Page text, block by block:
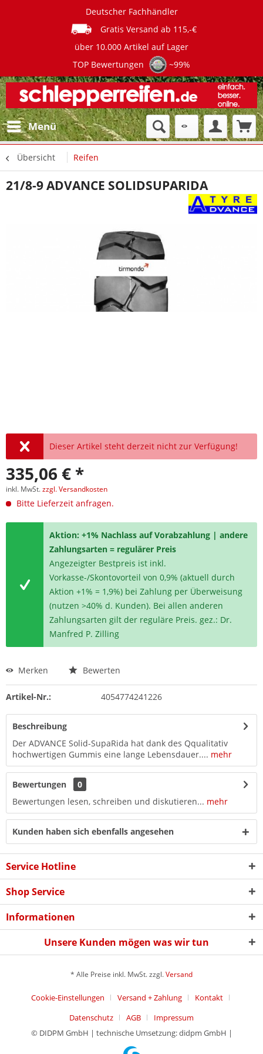
Deutscher Fachhändler
Gratis Versand ab 115,-€
über 10.000 Artikel auf Lager
TOP Bewertungen
~99%
Menü
Übersicht Reifen
21/8-9 ADVANCE SOLIDSUPARIDA
Dieser Artikel steht derzeit nicht zur Verfügung!
335,06 € *
inkl. MwSt.zzgl. Versandkosten
Bitte Lieferzeit anfragen.
Aktion: +1% Nachlass auf Vorabzahlung | andere
Zahlungsarten = regulärer Preis
Angezeigter Bestpreis ist inkl.
Vorkasse-/Skontovorteil von 0,9% (aktuell durch
Aktion +1% = 1,9%) bei Zahlung per Überweisung
(nutzen >40% d. Kunden). Bei allen anderen
Zahlungsarten gilt der reguläre Preis. gez.: Dr.
Manfred P. Zilling
Merken Bewerten
Artikel-Nr.: 4054774241226
Beschreibung
Der ADVANCE Solid-SupaRida hat dank des Qqualitativ
hochwertigen Gummis eine lange Lebensdauer.... mehr
Bewertungen
0
Bewertungen lesen, schreiben und diskutieren... mehr
Kunden haben sich ebenfalls angesehen
Service Hotline
Shop Service
Informationen
Unsere Kunden mögen was wir tun
* Alle Preise inkl. MwSt. zzgl.Versand
Cookie-Einstellungen Versand + Zahlung
Kontakt
Datenschutz
AGB
Impressum
© DIDPM GmbH | technische Umsetzung: didpm GmbH |